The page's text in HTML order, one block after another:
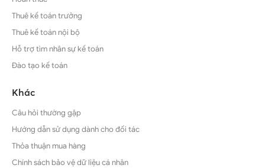
Thuê kế toán trưởng
Thuê kế toán nội bộ
Hỗ trợ tìm nhân sự kế toán
Đào tạo kế toán
Khác
Câu hỏi thường gặp
Hướng dẫn sử dụng dành cho đối tác
Thỏa thuận mua hàng
Chính sách bảo vệ dữ liệu cá nhân